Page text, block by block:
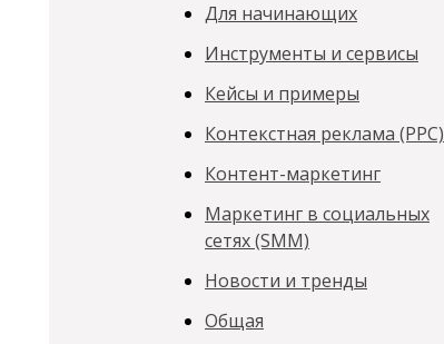
Для начинающих
Инструменты и сервисы
Кейсы и примеры
Контекстная реклама (PPC)
Контент-маркетинг
Маркетинг в социальных
сетях (SMM)
Новости и тренды
Общая